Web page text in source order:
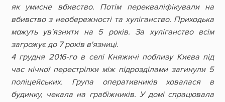
як умисне вбивство. Потім перекваліфікували на
вбивство з необережності та хуліганство. Приходька
можуть ув'язнити на 5 років. За хуліганство всім
загрожує до 7 років в'язниці.
4 грудня 2016-го в селі Княжичі поблизу Києва під
час нічної перестрілки між підрозділами загинули 5
поліцейських. Група оперативників ховалася в
будинку, чекала на грабіжників. У домі спрацювала